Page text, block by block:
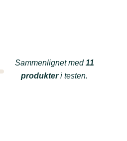
Sammenlignet med11
produkteri testen.